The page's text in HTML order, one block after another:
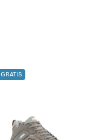
GRATIS